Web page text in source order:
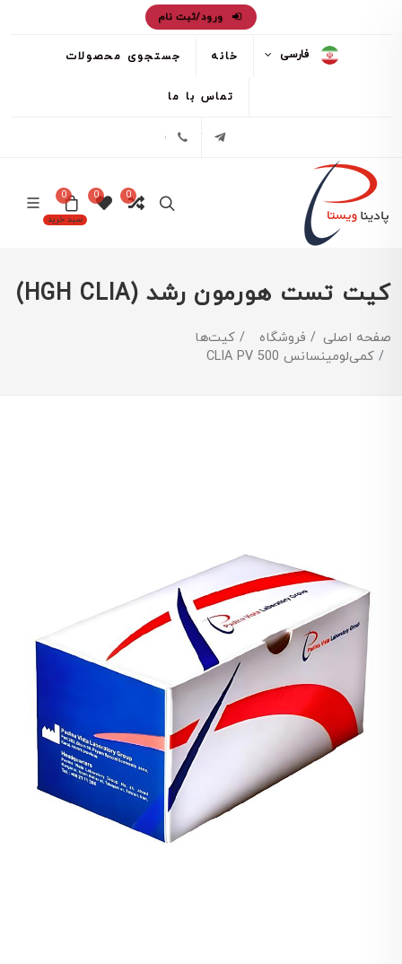
ورود/ثبت نام
فارسی خانه جستجوی محصولات
تماس با ما
تلگرام
0
0
سبد خرید
0
کیت تست هورمون رشد (HGH CLIA)
صفحه اصلی فروشگاه
کیت‌ها
کمی‌لومینسانس CLIA PV 500